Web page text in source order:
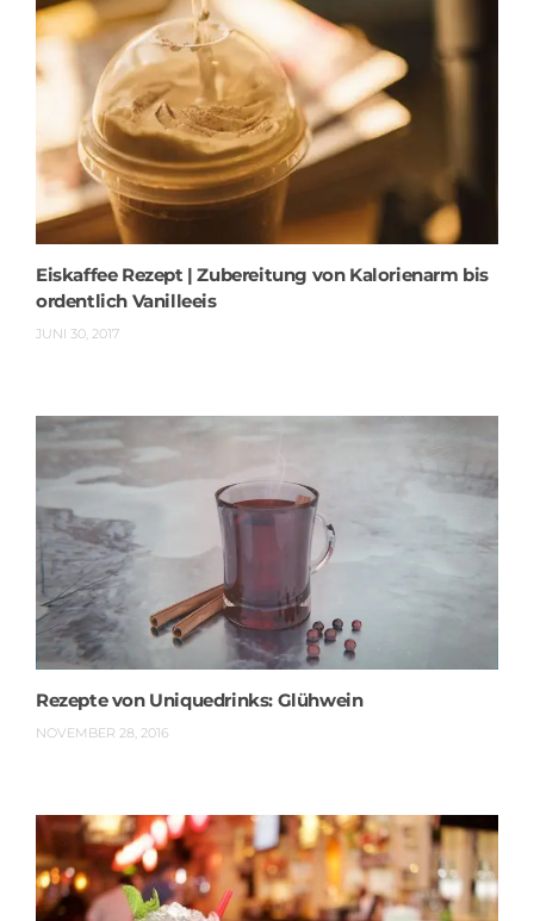
Eiskaffee Rezept | Zubereitung von Kalorienarm bis
ordentlich Vanilleeis
JUNI 30, 2017
Rezepte von Uniquedrinks: Glühwein
NOVEMBER 28, 2016